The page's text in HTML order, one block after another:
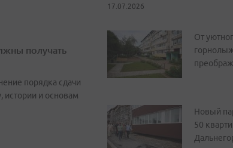
получать
порядка сдачи
истории и основам
17.07.2026
От
Новый
50